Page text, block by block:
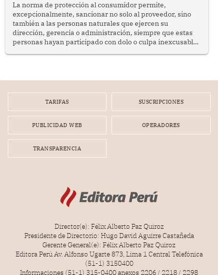
La norma de protección al consumidor permite,
excepcionalmente, sancionar no solo al proveedor, sino
también a las personas naturales que ejercen su
dirección, gerencia o administración, siempre que estas
personas hayan participado con dolo o culpa inexcusable
por la frustrada realización de un meet and greet con
TARIFAS SUSCRIPCIONES
PUBLICIDAD WEB OPERADORES
TRANSPARENCIA
Director(e): Félix Alberto Paz Quiroz
Presidente de Directorio: Hugo David Aguirre Castañeda
Gerente General(e): Félix Alberto Paz Quiroz
Editora Perú Av. Alfonso Ugarte 873, Lima 1 Central Telefónica
(51-1) 3150400
Informaciones (51-1) 315-0400 anexos 2206 / 2218 / 2298